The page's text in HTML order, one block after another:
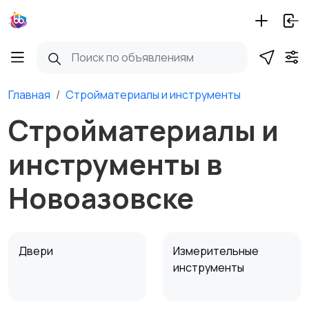
Главная Стройматериалы и инструменты
Стройматериалы и
инструменты в
Новоазовске
Двери
Измерительные
инструменты